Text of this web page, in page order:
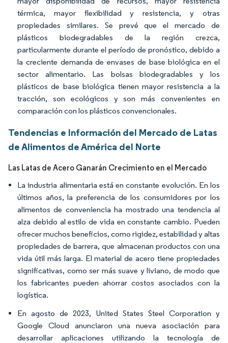
térmica, mayor flexibilidad y resistencia, y otras
propiedades similares. Se prevé que el mercado de
plásticos biodegradables de la región crezca,
particularmente durante el período de pronóstico, debido a
la creciente demanda de envases de base biológica en el
sector alimentario. Las bolsas biodegradables y los
plásticos de base biológica tienen mayor resistencia a la
tracción, son ecológicos y son más convenientes en
comparación con los plásticos convencionales.
Tendencias e Información del Mercado de Latas
de Alimentos de América del Norte
Las Latas de Acero Ganarán Crecimiento en el Mercado
La industria alimentaria está en constante evolución. En los
últimos años, la preferencia de los consumidores por los
alimentos de conveniencia ha mostrado una tendencia al
alza debido al estilo de vida en constante cambio. Pueden
ofrecer muchos beneficios, como rigidez, estabilidad y altas
propiedades de barrera, que almacenan productos con una
vida útil más larga. El material de acero tiene propiedades
significativas, como ser más suave y liviano, de modo que
los fabricantes pueden ahorrar costos asociados con la
logística.
En agosto de 2023, United States Steel Corporation y
Google Cloud anunciaron una nueva asociación para
desarrollar aplicaciones utilizando la tecnología de